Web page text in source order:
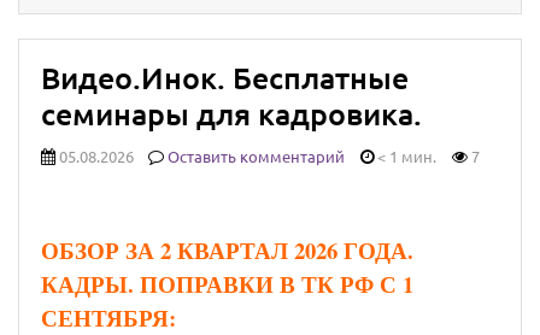
Видео.Инок. Бесплатные
семинары для кадровика.
05.08.2026 Оставить комментарий < 1 мин. 7
ОБЗОР ЗА 2 КВАРТАЛ 2026 ГОДА.
КАДРЫ. ПОПРАВКИ В ТК РФ С 1
СЕНТЯБРЯ: